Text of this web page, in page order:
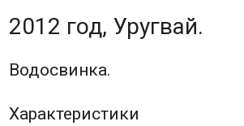
2012 год, Уругвай.
Водосвинка.
Характеристики